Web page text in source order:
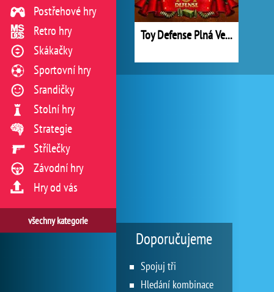
Toy Defense Plná Verze
Postřehové hry
Retro hry
Skákačky
Sportovní hry
Srandičky
Stolní hry
Strategie
Střílečky
Závodní hry
Hry od vás
všechny kategorie
Doporučujeme
Spojuj tři
Hledání kombinace